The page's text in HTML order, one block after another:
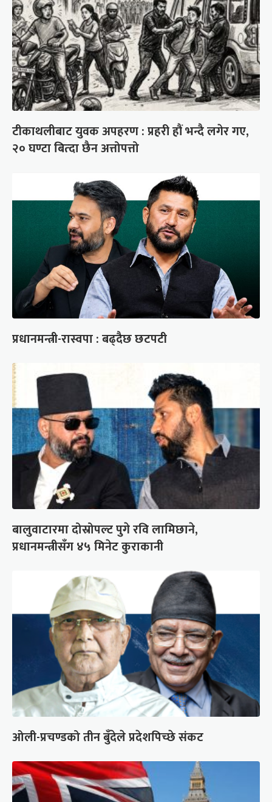
टीकाथलीबाट युवक अपहरण : प्रहरी हौं भन्दै लगेर गए,
२० घण्टा बित्दा छैन अत्तोपत्तो
प्रधानमन्त्री-रास्वपा : बढ्दैछ छटपटी
बालुवाटारमा दोस्रोपल्ट पुगे रवि लामिछाने,
प्रधानमन्त्रीसँग ४५ मिनेट कुराकानी
ओली-प्रचण्डको तीन बुँदेले प्रदेशपिच्छे संकट